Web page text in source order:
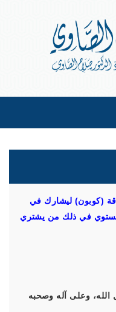
(كوبون) ليشارك في
في ذلك من يشتري
الله، وعلى آله وصحبه